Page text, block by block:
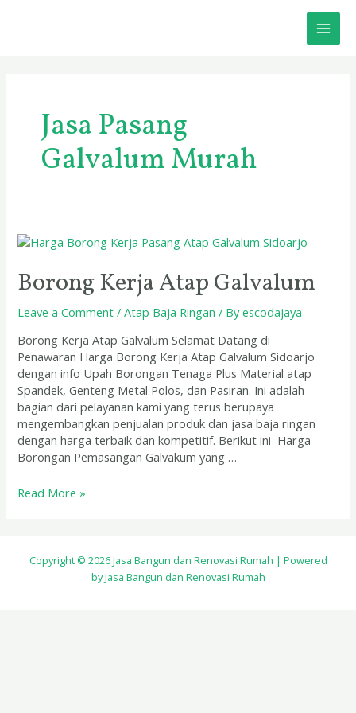
Jasa Pasang
Galvalum Murah
Borong Kerja Atap Galvalum
Leave a Comment /Atap Baja Ringan / Byescodajaya
Borong Kerja Atap Galvalum Selamat Datang di
Penawaran Harga Borong Kerja Atap Galvalum Sidoarjo
dengan info Upah Borongan Tenaga Plus Material atap
Spandek, Genteng Metal Polos, dan Pasiran. Ini adalah
bagian dari pelayanan kami yang terus berupaya
mengembangkan penjualan produk dan jasa baja ringan
dengan harga terbaik dan kompetitif. Berikut ini Harga
Borongan Pemasangan Galvakum yang …
Borong
Atap
Galvalum
Read More »
Copyright © 2026 Jasa Bangun dan Renovasi Rumah | Powered
by Jasa Bangun dan Renovasi Rumah